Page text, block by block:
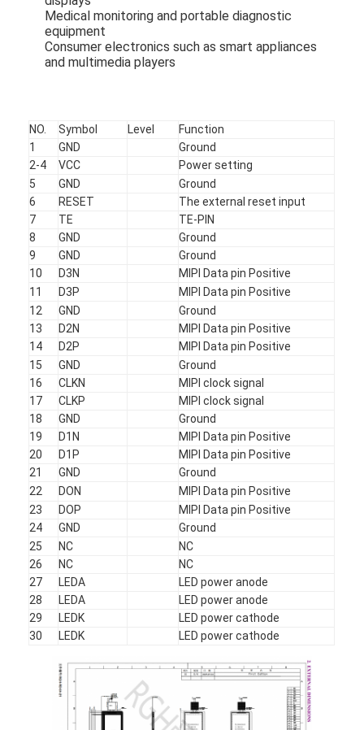
家へ
製品
ビデオ
私たちについて
工場見学
品質管理
お問い合わせ
ニュース
事件
引金 を 求め て ください
TFT LCD ディスプレイ
表示IPSのTFT LCDの
Medical monitoring and portable diagnostic
equipment
Consumer electronics such as smart appliances
and multimedia players
NO. Symbol Level
Function
1
GND
Ground
2-4
VCC
Power setting
5
GND
Ground
6
RESET
The external reset input
7
TE
TE-PIN
8
GND
Ground
9
GND
Ground
10
D3N
MIPI Data pin Positive
11
D3P
MIPI Data pin Positive
12
GND
Ground
13
D2N
MIPI Data pin Positive
14
D2P
MIPI Data pin Positive
15
GND
Ground
16
CLKN
MIPI clock signal
17
CLKP
MIPI clock signal
18
GND
Ground
19
D1N
MIPI Data pin Positive
20
D1P
MIPI Data pin Positive
21
GND
Ground
22
DON
MIPI Data pin Positive
23
DOP
MIPI Data pin Positive
24
GND
Ground
25
NC
NC
26
NC
NC
27
LEDA
LED power anode
28
LEDA
LED power anode
29
LEDK
LED power cathode
30
LEDK LED power cathode